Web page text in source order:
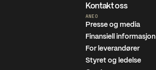
Kontakt oss
ANEO
Presse og media
Finansiell informasjon
For leverandører
Styret og ledelse